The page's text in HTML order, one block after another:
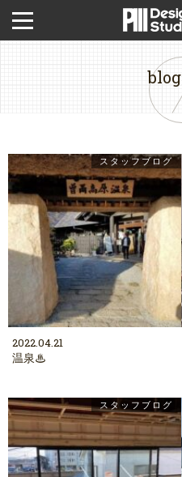
blog
スタッフブログ
2022.04.21
温泉♨
スタッフブログ